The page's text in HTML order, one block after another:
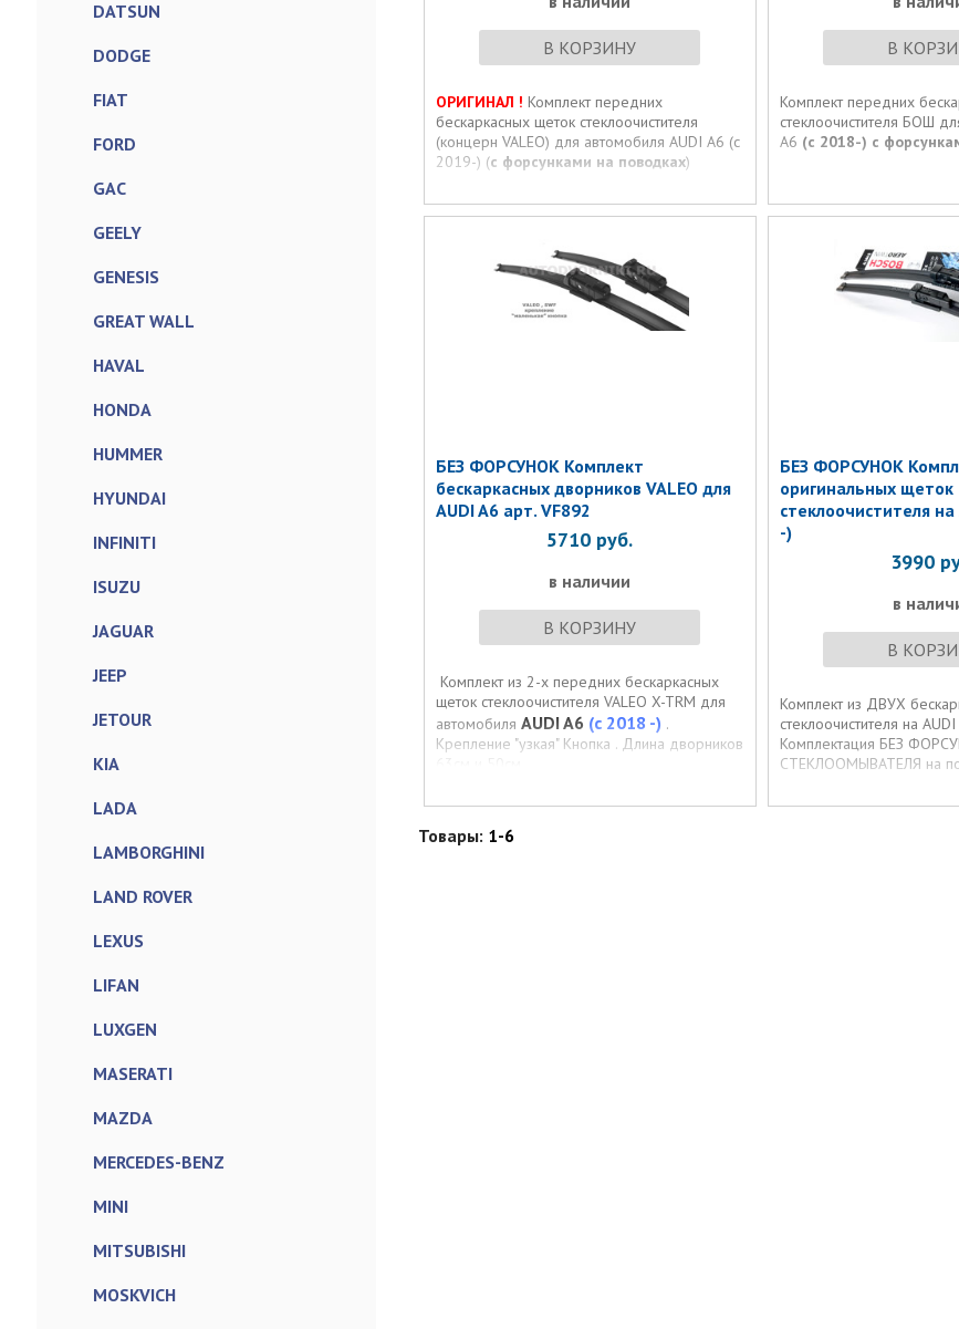
DATSUN
DODGE
FIAT
FORD
GAC
GEELY
GENESIS
GREAT WALL
HAVAL
HONDA
HUMMER
HYUNDAI
INFINITI
ISUZU
JAGUAR
JEEP
JETOUR
KIA
LADA
LAMBORGHINI
LAND ROVER
LEXUS
LIFAN
LUXGEN
MASERATI
MAZDA
MERCEDES-BENZ
MINI
MITSUBISHI
MOSKVICH
В КОРЗИНУ
ОРИГИНАЛ ! Комплект передних
бескаркасных щеток стеклоочистителя
(концерн VALEO) для автомобиля AUDI A6 (с
2019-) (c форсунками на поводках)
В
Комплект передних
стеклоочистителя БОШ
A6 (с 2018-) c
БЕЗ ФОРСУНОК Комплект
бескаркасных дворников VALEO для
AUDI A6 арт. VF892
5710 руб.
в наличии
В КОРЗИНУ
Комплект из 2-х передних бескаркасных
щеток стеклоочистителя VALEO X-TRM для
автомобиля AUDI A6 (с 2018 -) .
Крепление "узкая" Кнопка . Длина дворников
БЕЗ ФОРСУНОК
оригинальных щеток
стеклоочистителя на
-)
3990
в
В
Комплект из ДВУХ
стеклоочистителя на
Комплектация БЕЗ
СТЕКЛООМЫВАТЕЛЯ на
Товары: 1-6